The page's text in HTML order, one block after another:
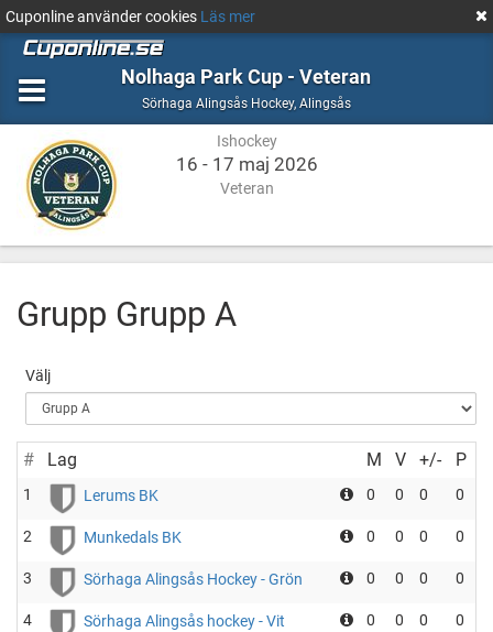
Cuponline använder cookies Läs mer
Nolhaga Park Cup - Veteran
Sörhaga Alingsås Hockey, Ishockey
AlingsåsAlingsås
Ishockey
16 - 17 maj 2026
Veteran
Grupp Grupp A
Välj
# Lag M V +/- P
1 Lerums BK 0 0 0 0
2 Munkedals BK 0 0 0 0
3 Sörhaga Alingsås Hockey - Grön 0 0 0 0
4 Sörhaga Alingsås hockey - Vit 0 0 0 0